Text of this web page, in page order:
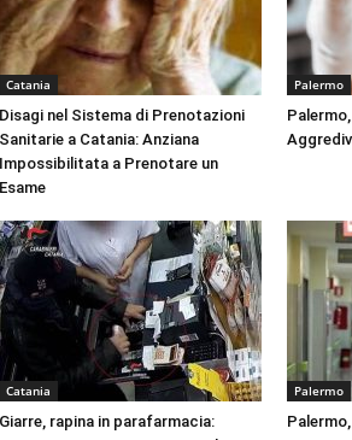
Catania
Disagi nel Sistema di Prenotazioni
Sanitarie a Catania: Anziana
Impossibilitata a Prenotare un
Esame
Palermo
Catania
Giarre, rapina in parafarmacia:
Palermo